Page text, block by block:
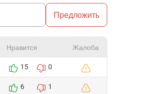
Предложить
Нравится Жалоба
15 0
6 1